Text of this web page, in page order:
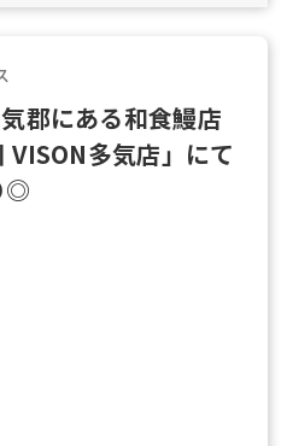
郡にある和食鰻店
VISON多気店」にて
◎